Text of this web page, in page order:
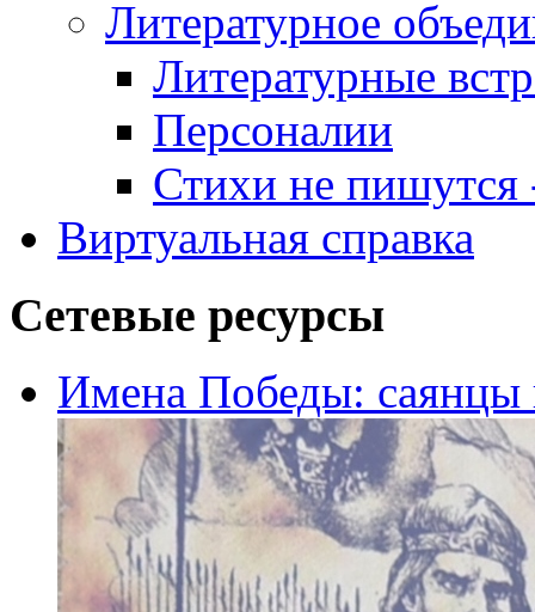
Литературное
Литературные
Персоналии
Стихи не пишутся
Виртуальная справка
Сетевые ресурсы
Имена Победы: саянцы